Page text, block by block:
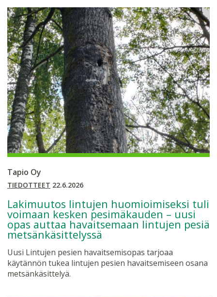
Tapio Oy
TIEDOTTEET 22.6.2026
Lakimuutos lintujen huomioimiseksi tuli
voimaan kesken pesimäkauden – uusi
opas auttaa havaitsemaan lintujen pesiä
metsänkäsittelyssä
Uusi Lintujen pesien havaitsemisopas tarjoaa
käytännön tukea lintujen pesien havaitsemiseen osana
metsänkäsittelyä.